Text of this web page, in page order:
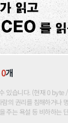
0개
있습니다. (현재 0 byte
람의 권리를 침해하거나
주는 욕설 등 비하하는